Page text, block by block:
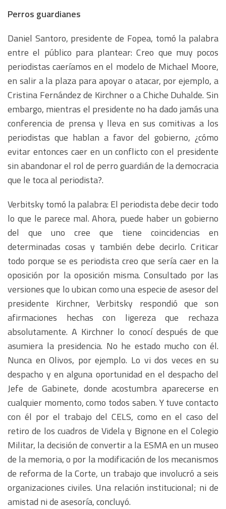
Perros guardianes
Daniel Santoro, presidente de Fopea, tomó la palabra
entre el público para plantear: Creo que muy pocos
periodistas caeríamos en el modelo de Michael Moore,
en salir a la plaza para apoyar o atacar, por ejemplo, a
Cristina Fernández de Kirchner o a Chiche Duhalde. Sin
embargo, mientras el presidente no ha dado jamás una
conferencia de prensa y lleva en sus comitivas a los
periodistas que hablan a favor del gobierno, ¿cómo
evitar entonces caer en un conflicto con el presidente
sin abandonar el rol de perro guardián de la democracia
que le toca al periodista?.
Verbitsky tomó la palabra: El periodista debe decir todo
lo que le parece mal. Ahora, puede haber un gobierno
del que uno cree que tiene coincidencias en
determinadas cosas y también debe decirlo. Criticar
todo porque se es periodista creo que sería caer en la
oposición por la oposición misma. Consultado por las
versiones que lo ubican como una especie de asesor del
presidente Kirchner, Verbitsky respondió que son
afirmaciones hechas con ligereza que rechaza
absolutamente. A Kirchner lo conocí después de que
asumiera la presidencia. No he estado mucho con él.
Nunca en Olivos, por ejemplo. Lo vi dos veces en su
despacho y en alguna oportunidad en el despacho del
Jefe de Gabinete, donde acostumbra aparecerse en
cualquier momento, como todos saben. Y tuve contacto
con él por el trabajo del CELS, como en el caso del
retiro de los cuadros de Videla y Bignone en el Colegio
Militar, la decisión de convertir a la ESMA en un museo
de la memoria, o por la modificación de los mecanismos
de reforma de la Corte, un trabajo que involucró a seis
organizaciones civiles. Una relación institucional; ni de
amistad ni de asesoría, concluyó.